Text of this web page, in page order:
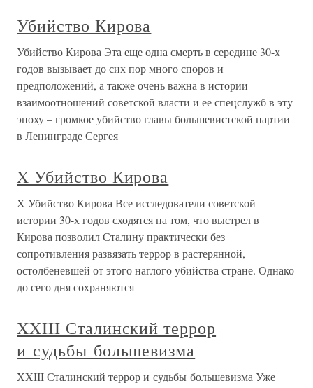
Убийство Кирова
Убийство Кирова Эта еще одна смерть в середине 30-х
годов вызывает до сих пор много споров и
предположений, а также очень важна в истории
взаимоотношений советской власти и ее спецслужб в эту
эпоху – громкое убийство главы большевистской партии
в Ленинграде Сергея
X Убийство Кирова
X Убийство Кирова Все исследователи советской
истории 30-х годов сходятся на том, что выстрел в
Кирова позволил Сталину практически без
сопротивления развязать террор в растерянной,
остолбеневшей от этого наглого убийства стране. Однако
до сего дня сохраняются
XXIII Сталинский террор
и судьбы большевизма
XXIII Сталинский террор и судьбы большевизма Уже